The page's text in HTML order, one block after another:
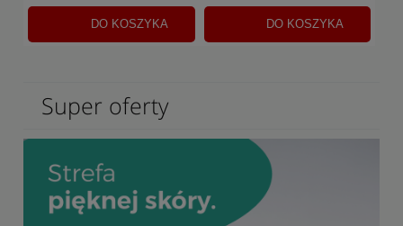
DO KOSZYKA DO KOSZYKA
Super oferty